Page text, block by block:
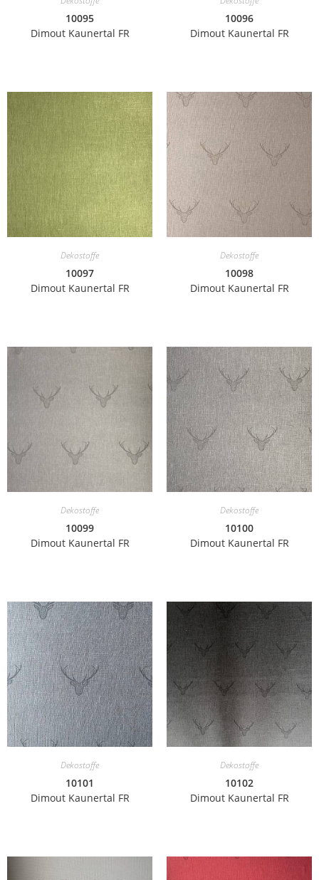
10095
Dimout Kaunertal FR
10096
Dimout Kaunertal FR
Dekostoffe
10097
Dimout Kaunertal FR
Dekostoffe
10098
Dimout Kaunertal FR
Dekostoffe
10099
Dimout Kaunertal FR
Dekostoffe
10100
Dimout Kaunertal FR
Dekostoffe
10101
Dimout Kaunertal FR
Dekostoffe
10102
Dimout Kaunertal FR